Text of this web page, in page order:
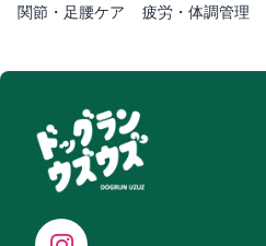
関節・足腰ケア
疲労・体調管理